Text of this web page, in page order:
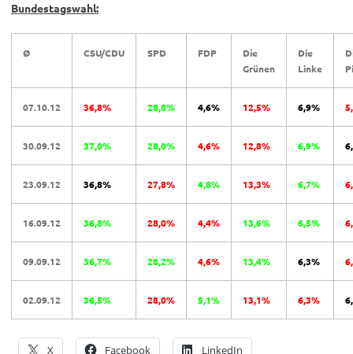
Bundestagswahl:
Ø CSU/CDU SPD FDP
Die
Grünen
Die
Linke
07.10.12 36,8% 28,8% 4,6% 12,5% 6,9%
30.09.12 37,0% 28,0% 4,6% 12,8% 6,9%
23.09.12 36,8% 27,8% 4,8% 13,3% 6,7%
16.09.12 36,8% 28,0% 4,4% 13,6% 6,5%
09.09.12 36,7% 28,2% 4,6% 13,4% 6,3%
02.09.12 36,5% 28,0% 5,1% 13,1% 6,3%
X Facebook LinkedIn